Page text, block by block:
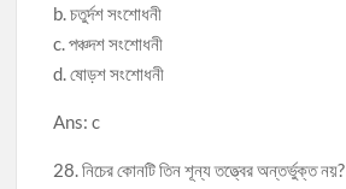
b. চতুর্দশ সংশোধনী
c. পঞ্চদশ সংশোধনী
d. ষোড়শ সংশোধনী
Ans: c
28. নিচের কোনটি তিন শূন্য তত্ত্বের অন্তর্ভুক্ত নয়?